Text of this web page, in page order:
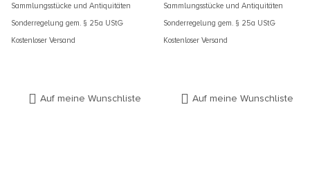
Sammlungsstücke und Antiquitäten
Sonderregelung gem. § 25a UStG
Kostenloser Versand
Sammlungsstücke und Antiquitäten
Sonderregelung gem. § 25a UStG
Kostenloser Versand
Auf meine Wunschliste Auf meine Wunschliste